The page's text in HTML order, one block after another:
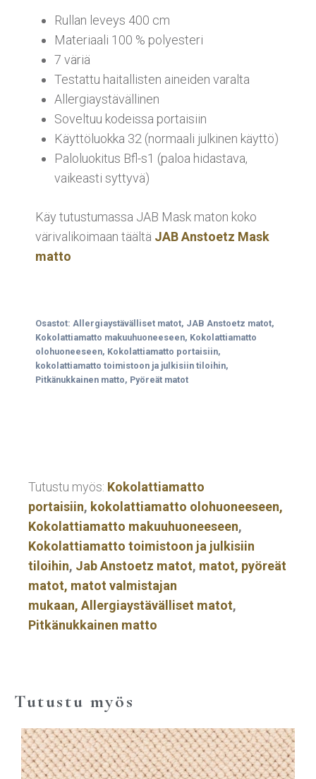
Rullan leveys 400 cm
Materiaali 100 % polyesteri
7 väriä
Testattu haitallisten aineiden varalta
Allergiaystävällinen
Soveltuu kodeissa portaisiin
Käyttöluokka 32 (normaali julkinen käyttö)
Paloluokitus Bfl-s1 (paloa hidastava,
vaikeasti syttyvä)
Käy tutustumassa JAB Mask maton koko
värivalikoimaan täältä JAB Anstoetz Mask
matto
Osastot: Allergiaystävälliset matot, JAB Anstoetz matot,
Kokolattiamatto makuuhuoneeseen, Kokolattiamatto
olohuoneeseen, Kokolattiamatto portaisiin,
kokolattiamatto toimistoon ja julkisiin tiloihin,
Pitkänukkainen matto, Pyöreät matot
Tutustu myös: Kokolattiamatto
portaisiin, kokolattiamatto olohuoneeseen,
Kokolattiamatto makuuhuoneeseen,
Kokolattiamatto toimistoon ja julkisiin
tiloihin, Jab Anstoetz matot, matot, pyöreät
matot, matot valmistajan
mukaan, Allergiaystävälliset matot,
Pitkänukkainen matto
Tutustu myös